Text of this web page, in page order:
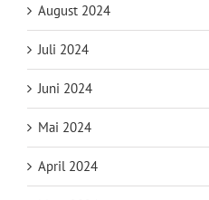
August 2024
Juli 2024
Juni 2024
Mai 2024
April 2024